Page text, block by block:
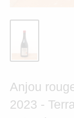
Anjou
2023 -